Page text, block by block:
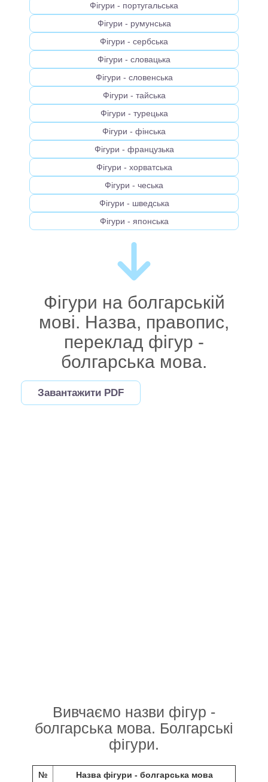
Фігури - португальська
Фігури - румунська
Фігури - сербська
Фігури - словацька
Фігури - словенська
Фігури - тайська
Фігури - турецька
Фігури - фінська
Фігури - французька
Фігури - хорватська
Фігури - чеська
Фігури - шведська
Фігури - японська
Фігури на болгарській
мові. Назва, правопис,
переклад фігур -
болгарська мова.
Завантажити PDF
Вивчаємо назви фігур -
болгарська мова. Болгарські
фігури.
№ Назва фігури - болгарська мова